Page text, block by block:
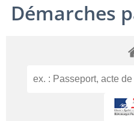
Démarches